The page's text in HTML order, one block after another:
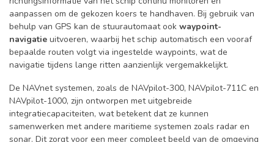
aanpassen om de gekozen koers te handhaven. Bij gebruik van
behulp van GPS kan de stuurautomaat ook waypoint-
navigatie uitvoeren, waarbij het schip automatisch een vooraf
bepaalde routen volgt via ingestelde waypoints, wat de
navigatie tijdens lange ritten aanzienlijk vergemakkelijkt.
De NAVnet systemen, zoals de NAVpilot-300, NAVpilot-711C en
NAVpilot-1000, zijn ontworpen met uitgebreide
integratiecapaciteiten, wat betekent dat ze kunnen
samenwerken met andere maritieme systemen zoals radar en
sonar. Dit zorgt voor een meer compleet beeld van de omgeving